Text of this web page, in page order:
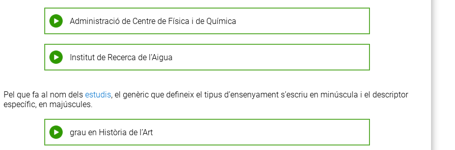
Administració de Centre de Física i de Química
Institut de Recerca de l’Aigua
Pel que fa al nom dels estudis, el genèric que defineix el tipus d’ensenyament s’escriu en minúscula i el descriptor
específic, en majúscules.
grau en Història de l’Art